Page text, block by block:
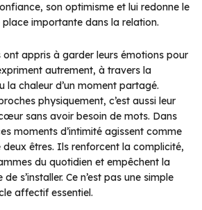
son optimisme et lui redonne le
place importante dans la relation.
ont appris à garder leurs émotions pour
autrement, à travers la
la chaleur d’un moment partagé.
physiquement, c’est aussi leur
sans avoir besoin de mots. Dans
moments d’intimité agissent comme
deux êtres. Ils renforcent la complicité,
du quotidien et empêchent la
s’installer. Ce n’est pas une simple
affectif essentiel.